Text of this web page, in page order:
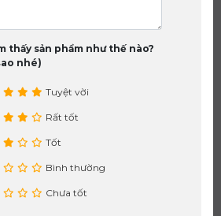
thấy sản phẩm như thế nào?
nhé)
Tuyệt vời
Rất tốt
Tốt
Bình thường
Chưa tốt